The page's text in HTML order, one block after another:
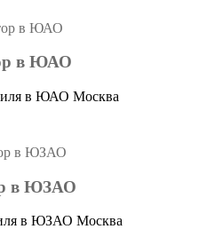
в ЮАО
в ЮАО Москва
в ЮЗАО
в ЮЗАО Москва